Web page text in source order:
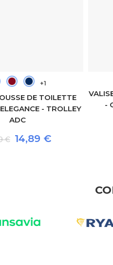
+1
DE TOILETTE
- TROLLEY
ADC
€ 14,89 €
-